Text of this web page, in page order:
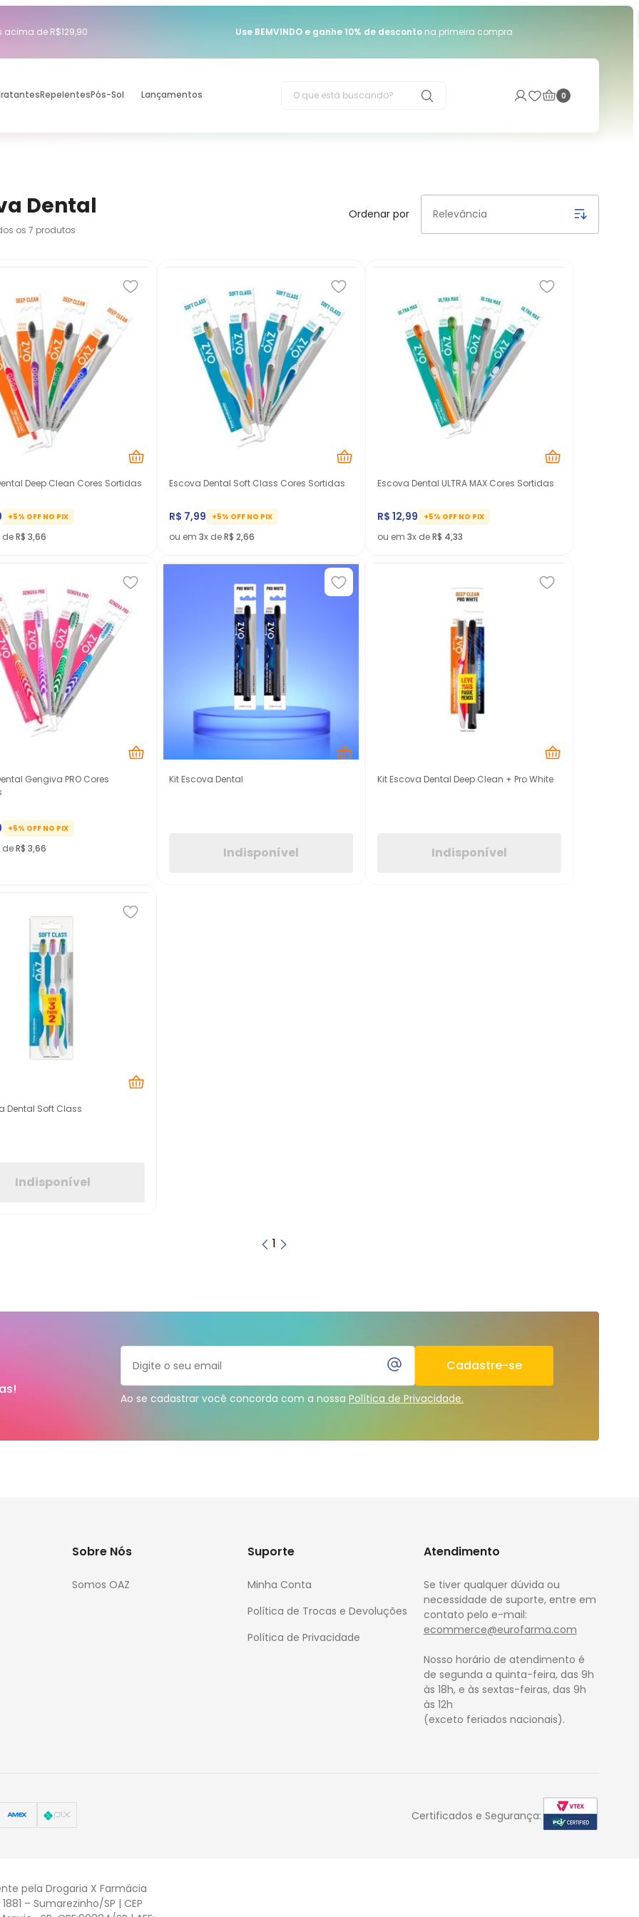
acima de R$129,90 Use BEMVINDO e ganhe 10% de descontona primeira compra
RepelentesPós-Sol Lançamentos 0
Dental
os 7 produtos
Relevância
Deep Clean Cores Sortidas
+5% OFF NO PIX
deR$ 3,66
Escova Dental Soft Class Cores Sortidas
R$ 7,99 +5% OFF NO PIX
ou em 3x deR$ 2,66
Escova Dental ULTRA MAX Cores Sortidas
R$ 12,99 +5% OFF NO PIX
ou em 3x deR$ 4,33
Gengiva PRO Cores
+5% OFF NO PIX
deR$ 3,66
Kit Escova Dental
Indisponível
Kit Escova Dental Deep Clean + Pro White
Indisponível
Dental Soft Class
Indisponível
1
Cadastre-se
Ao se cadastrar você concorda com a nossa Política de Privacidade.
Sobre Nós
Somos OAZ
Suporte
Minha Conta
Política de Trocas e Devoluções
Política de Privacidade
Atendimento
Se tiver qualquer dúvida ou
necessidade de suporte, entre em
contato pelo e-mail:
ecommerce@eurofarma.com
Nosso horário de atendimento é
de segunda a quinta-feira, das 9h
às 18h, e às sextas-feiras, das 9h
às 12h
(exceto feriados nacionais).
Certificados e Segurança:
pela Drogaria X Farmácia
– Sumarezinho/SP | CEP